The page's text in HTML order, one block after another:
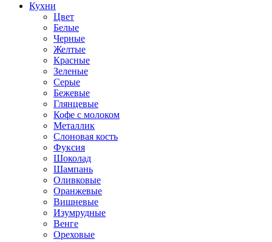
Кухни
Цвет
Белые
Черные
Желтые
Красные
Зеленые
Серые
Бежевые
Глянцевые
Кофе с молоком
Металлик
Слоновая кость
Фуксия
Шоколад
Шампань
Оливковые
Оранжевые
Вишневые
Изумрудные
Венге
Ореховые